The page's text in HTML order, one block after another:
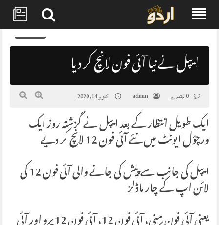
Skip
content
0
ایپل نے نیا آئی فون لانچ کر دیا
admin اکتوبر 14, 2020
ایک طویل انتظار کے بعد ایپل نے گزشتہ روز ایک
ورچؤل ایونٹ میں نئے آئی فون 12 لانچ کر دیے
ایپل کی جانب سے پیش کی جانے والی آئی فون 12 کی
لائن اپ کے چار ماڈلز